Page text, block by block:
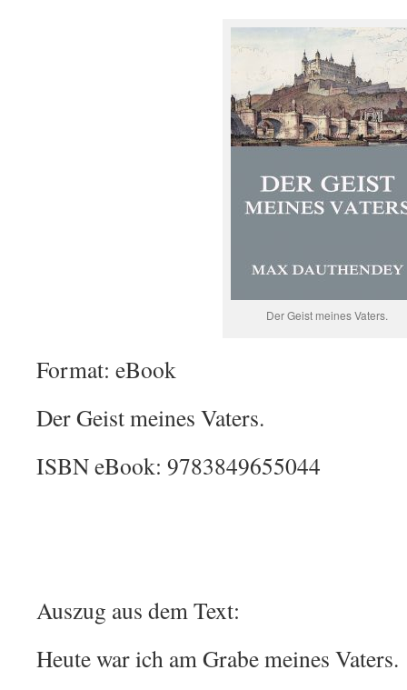
Der Geist meines Vaters.
Format: eBook
Der Geist meines Vaters.
ISBN eBook: 9783849655044
Auszug aus dem Text:
Heute war ich am Grabe meines Vaters.